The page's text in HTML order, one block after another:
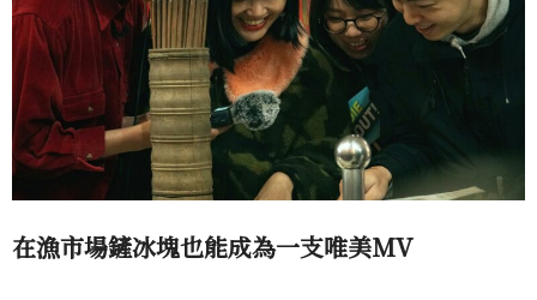
在漁市場鏟冰塊也能成為一支唯美MV